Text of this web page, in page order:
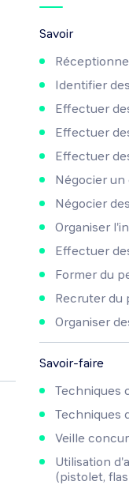
Savoir
Identifier
Effectuer
Effectuer
Effectuer
Négocier
Négocier
Organiser
Effectuer
Former du
Recruter du
Organiser
Savoir-faire
Techniques
Techniques
Veille
Utilisation
(pistolet,